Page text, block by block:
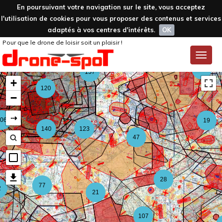
En poursuivant votre navigation sur le site, vous acceptez
l'utilisation de cookies pour vous proposer des contenus et services
adaptés à vos centres d'intérêts.
OK
Toggle
Pour que le drone de loisir soit un plaisir !
107
77
123
157
47
28
19
21
140
120
+
−
⇢